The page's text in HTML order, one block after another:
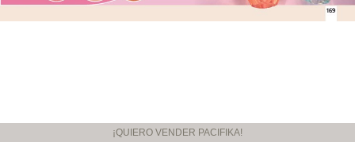
¡QUIERO VENDER PACIFIKA!